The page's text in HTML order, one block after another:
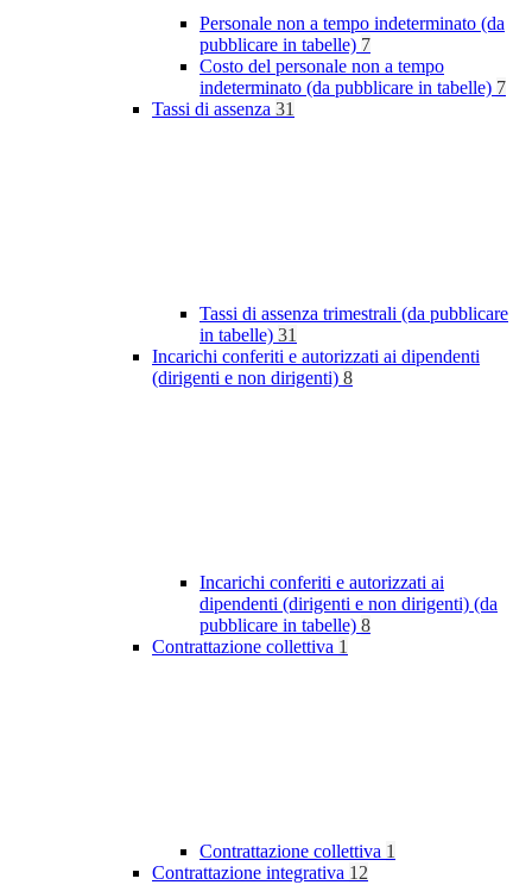
Personale non a tempo indeterminato (da
pubblicare in tabelle) 7
Costo del personale non a tempo
indeterminato (da pubblicare in tabelle) 7
Tassi di assenza 31
Tassi di assenza trimestrali (da pubblicare
in tabelle) 31
Incarichi conferiti e autorizzati ai dipendenti
(dirigenti e non dirigenti) 8
Incarichi conferiti e autorizzati ai
dipendenti (dirigenti e non dirigenti) (da
pubblicare in tabelle) 8
Contrattazione collettiva 1
Contrattazione collettiva 1
Contrattazione integrativa 12